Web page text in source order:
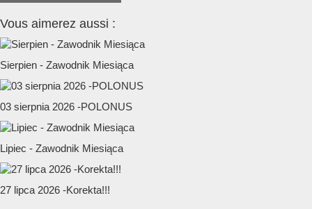
Vous aimerez aussi :
Sierpien - Zawodnik Miesiąca
03 sierpnia 2026 -POLONUS
Lipiec - Zawodnik Miesiąca
27 lipca 2026 -Korekta!!!